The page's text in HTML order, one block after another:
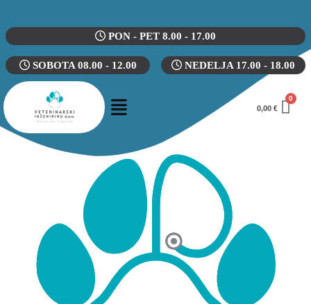
PON - PET 8.00 - 17.00
SOBOTA 08.00 - 12.00 NEDELJA 17.00 - 18.00
0,00 €